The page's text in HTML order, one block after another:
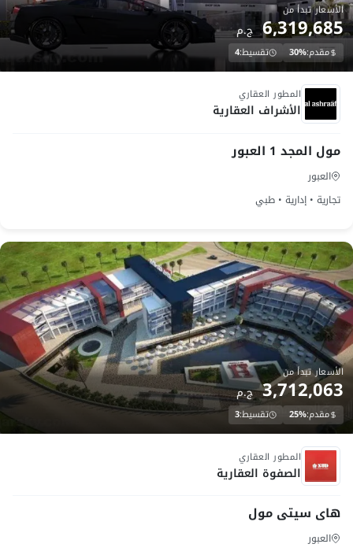
تحت الانشاء
الأسعار تبدأ من
6,319,685 ج.م
مقدم:30% تقسيط:4
المطور العقاري
الأشراف العقارية
مول المجد 1 العبور
العبور
تجارية • إدارية • طبي
تحت الانشاء
الأسعار تبدأ من
3,712,063 ج.م
مقدم:25% تقسيط:3
المطور العقاري
الصفوة العقارية
هاى سيتى مول
العبور